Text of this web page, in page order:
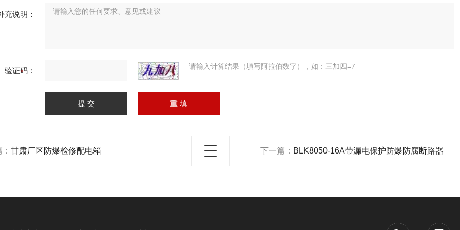
充说明：
验证码： 请输入计算结果（填写阿拉伯数字），如：三加四=7
甘肃厂区防爆检修配电箱 下一篇： BLK8050-16A带漏电保护防爆防腐断路器